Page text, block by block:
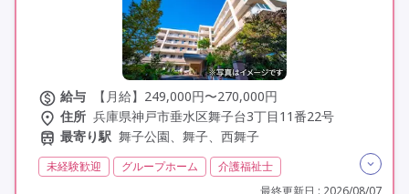
給与
【月給】249,000円〜270,000円
住所 兵庫県神戸市垂水区舞子台3丁目11番22号
最寄り駅 舞子公園、舞子、西舞子
未経験歓迎 グループホーム
介護福祉士
初任者研修(ヘルパー2級)最終更新日 : 2026/08/07